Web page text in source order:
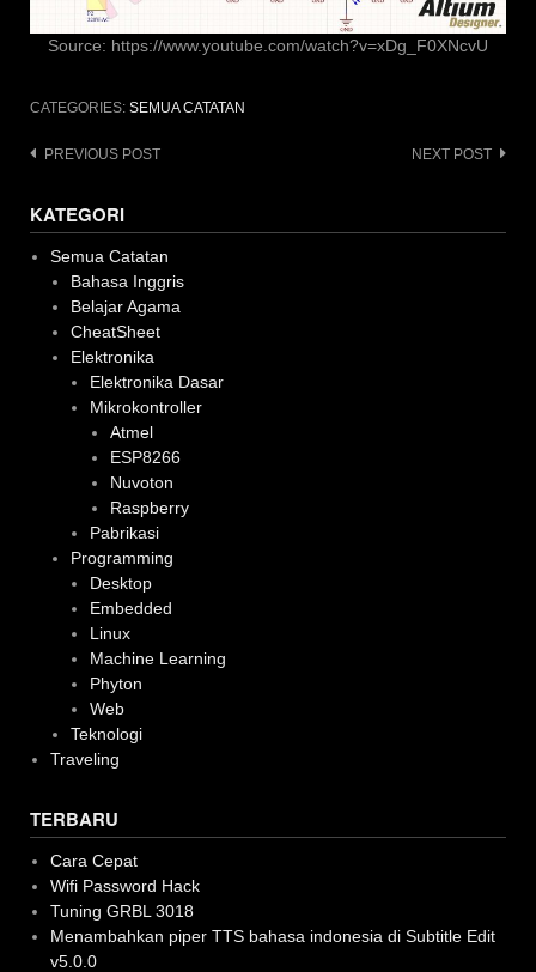
Source: https://www.youtube.com/watch?v=xDg_F0XNcvU
CATEGORIES: SEMUA CATATAN
Post
PREVIOUS POST NEXT POST
KATEGORI
Semua Catatan
Bahasa Inggris
Belajar Agama
CheatSheet
Elektronika
Elektronika Dasar
Mikrokontroller
Atmel
ESP8266
Nuvoton
Raspberry
Pabrikasi
Programming
Desktop
Embedded
Linux
Machine Learning
Phyton
Web
Teknologi
Traveling
TERBARU
Cara Cepat
Wifi Password Hack
Tuning GRBL 3018
Menambahkan piper TTS bahasa indonesia di Subtitle Edit
v5.0.0